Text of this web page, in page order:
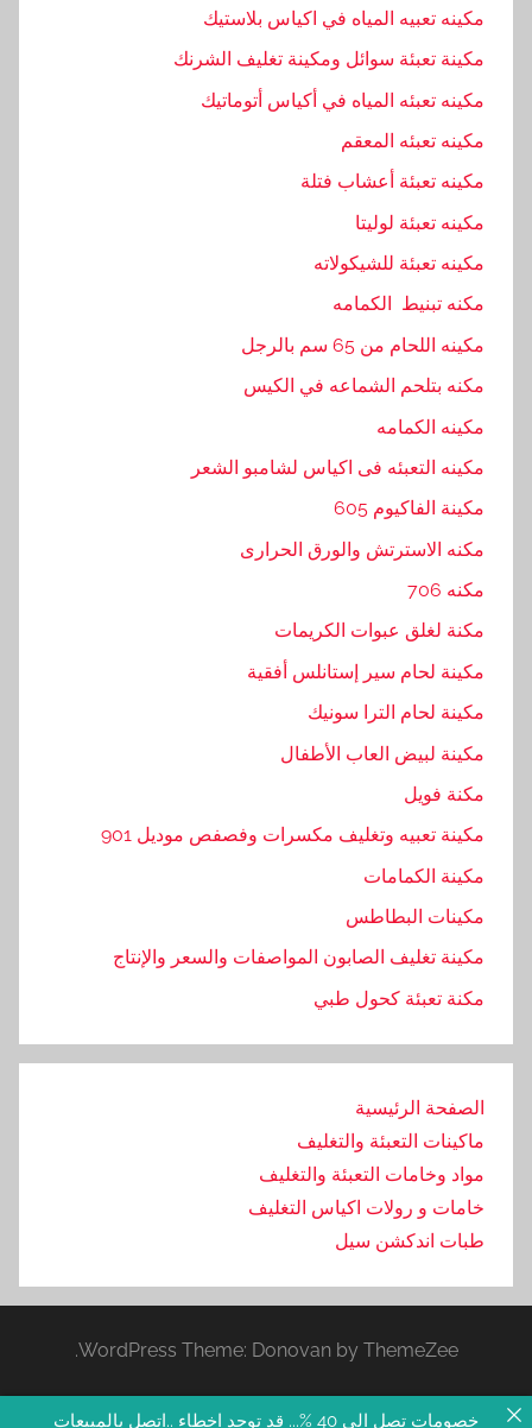
ق
ة
ل
م
د
س
م
,
,
ب
ا
غ
ة
,
ض
ع
و
ش
ر
ك
ة
و
مكينه تعبيه المياه في اكياس بلاستيك
مكينة تعبئة سوائل ومكينة تغليف الشرنك
مكينه تعبئه المياه في أكياس أتوماتيك
مكينه تعبئه المعقم
مكينه تعبئة أعشاب فتلة
مكينه تعبئة لوليتا
مكينه تعبئة للشيكولاته
مكنه تبنيط الكمامه
مكينه اللحام من 65 سم بالرجل
مكنه بتلحم الشماعه في الكيس
مكينه الكمامه
مكينه التعبئه فى اكياس لشامبو الشعر
مكينة الفاكيوم 605
مكنه الاسترتش والورق الحرارى
مكنه 706
مكنة لغلق عبوات الكريمات
مكينة لحام سير إستانلس أفقية
مكينة لحام الترا سونيك
مكينة لبيض العاب الأطفال
مكنة فويل
مكينة تعبيه وتغليف مكسرات وفصفص موديل 901
مكينة الكمامات
مكينات البطاطس
مكينة تغليف الصابون المواصفات والسعر والإنتاج
مكنة تعبئة كحول طبي
الصفحة الرئيسية
ماكينات التعبئة والتغليف
مواد وخامات التعبئة والتغليف
خامات و رولات اكياس التغليف
طبات اندكشن سيل
WordPress Theme: Donovan by ThemeZee.
خصومات تصل الى 40 %... قد توجد اخطاء ..اتصل بالمبيعات